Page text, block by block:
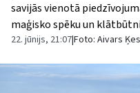
savijās vienotā
maģisko spēku un
22. jūnijs, 21:07|Foto: Aivars